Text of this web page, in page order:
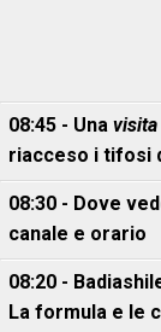
08:45 - Una visita
riacceso i tifosi
08:30 - Dove
canale e orario
08:20 -
La formula e le